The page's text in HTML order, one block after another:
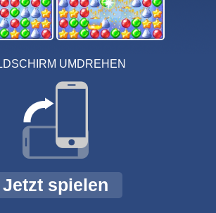
UMDREHEN
Jetzt spielen